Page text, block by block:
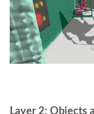
Layer 2: Objects